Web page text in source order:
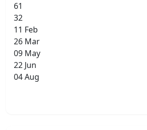
61
32
11 Feb
26 Mar
09 May
22 Jun
04 Aug